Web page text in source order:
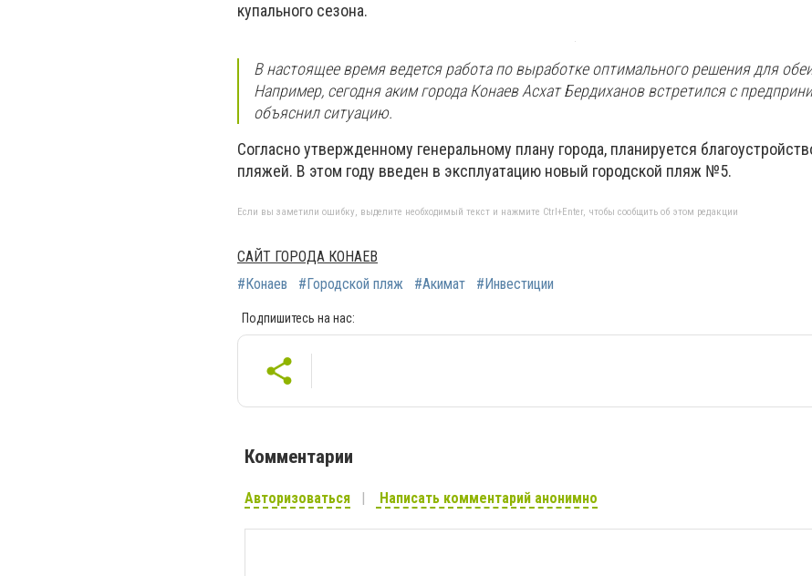
купального сезона.
В настоящее время ведется работа по выработке оптимального решения для
Например, сегодня аким города Конаев Асхат Бердиханов встретился с
объяснил ситуацию.
Согласно утвержденному генеральному плану города, планируется
пляжей. В этом году введен в эксплуатацию новый городской пляж №5.
Если вы заметили ошибку, выделите необходимый текст и нажмите Ctrl+Enter, чтобы сообщить об этом редакции
САЙТ ГОРОДА КОНАЕВ
#Конаев
#Городской пляж #Акимат #Инвестиции
Подпишитесь на нас:
Комментарии
Авторизоваться Написать комментарий анонимно